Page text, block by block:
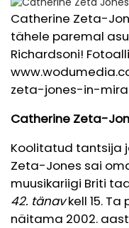
Catherine Zeta-
tähele paremal
Richardsoni!
zeta-jones-in-
Catherine Zeta-
Koolitatud tantsija
Zeta-Jones sai
muusikariigi Briti
42. tänavkell 15.
näitama 2002.